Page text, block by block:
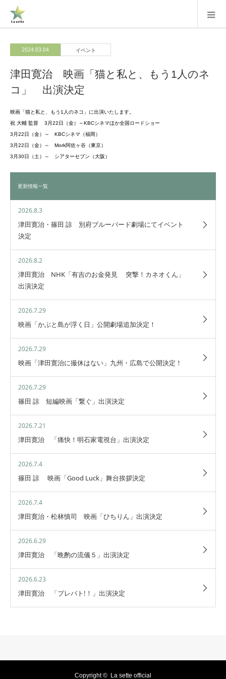
2024.03.04 イベント
津田寛治 映画「猫と私と、もう1人のネ
コ」 出演決定
映画「猫と私と、もう1人のネコ」に出演いたします。
祝 大輔 監督 3月22日（金）～KBCシネマほか全国ロードショー
3月22日（金）～ KBCシネマ（福岡）
3月22日（金）～ Mork阿佐ヶ谷（東京）
3月30日（土）～ シアターセブン（大阪）
更新情報一覧
2026.8.3
津田寛治・篠田 諒 別府ブルーバード劇場にてイベント
決定
2026.8.2
津田寛治 NHK「有吉のお金発見 突撃！カネオくん」
出演決定
2026.7.29
映画「かぶと島が浮く日」公開劇場追加決定！
2026.7.29
映画「津田寛治に撮休はない」九州・広島で公開決定！
2026.7.29
篠田 諒 短編映画「繋ぐ」出演決定
2026.7.21
津田寛治 「痛快！明石家電視台」出演決定
2026.7.4
篠田 諒 映画「Good Luck」舞台挨拶決定
2026.7.4
津田寛治・松林慎司 映画「ひちりん」出演決定
2026.6.29
津田寛治 「晩酌の流儀５」出演決定
2026.6.23
津田寛治 「プレバト!！」出演決定
Copyright © La sette official